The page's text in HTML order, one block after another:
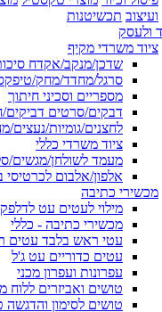
ועיצוב תכשיטנות
ולעסק
ציוד משרדי מקיף
שדכן/מנקב/אקדח
סרגל/מחדד/מחק/
מספריים וסכיני חיתוך
דבקים/סרטים דביקים/
לחצנים/גומיות/נעצים/
ציוד משרדי כללי
מעמד לשולחן/מגשים/
אלפון/אלבום לכרטיסי
מכשירי כתיבה
מילוי לעטים עט לדלפק
מכשירי כתיבה - כללי
עטי ראש בלבד עטים
עטים כדוריים עט ג'ל
עפרונות ועפרון מכני
טושים ואביזרים ללוח
טושים לסימון